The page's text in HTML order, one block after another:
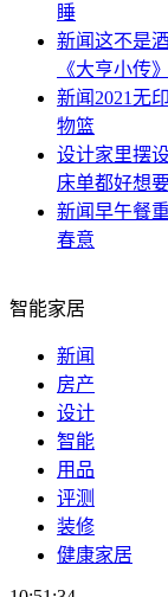
睡
新闻这不是
《大亨小传
新闻 2021无
物篮
设计家里摆
床单都好想
新闻早午餐
春意
智能家居
新闻
房产
设计
智能
用品
评测
装修
健康家居